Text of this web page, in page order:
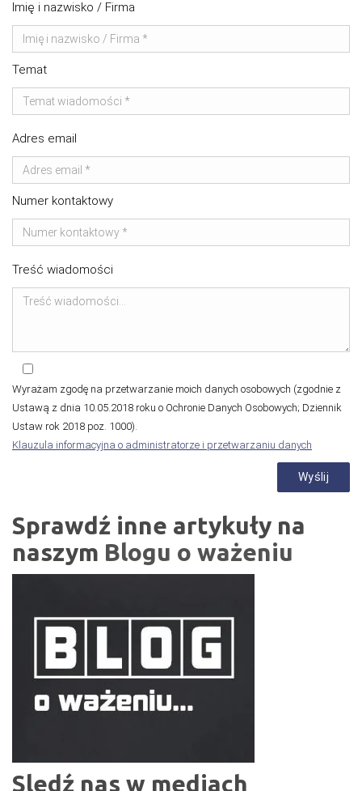
Imię i nazwisko / Firma
Temat
Adres email
Numer kontaktowy
Treść wiadomości
Wyrażam zgodę na przetwarzanie moich danych osobowych (zgodnie z
Ustawą z dnia 10.05.2018 roku o Ochronie Danych Osobowych; Dziennik
Ustaw rok 2018 poz. 1000).
Klauzula informacyjna o administratorze i przetwarzaniu danych
Sprawdź inne artykuły na
naszym Blogu o ważeniu
Sledź nas w mediach